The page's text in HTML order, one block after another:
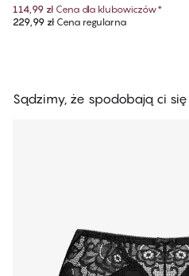
114,99 zł Cena dla klubowiczów*
229,99 złCena regularna
Sądzimy, że spodobają ci